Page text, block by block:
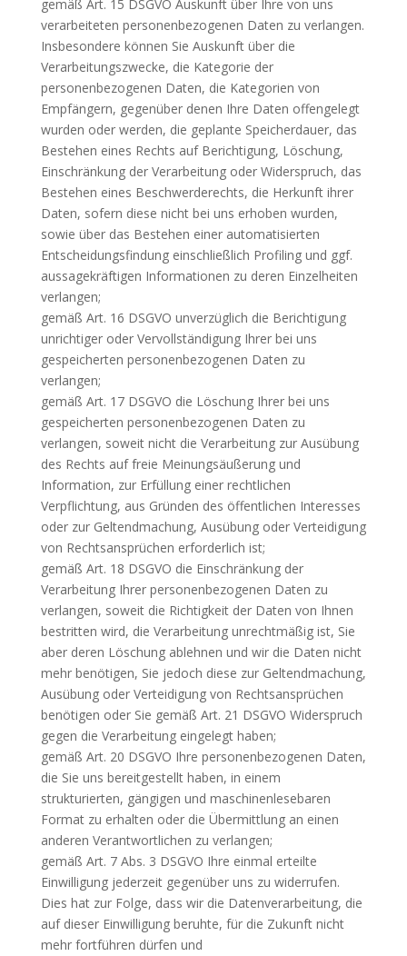
gemäß Art. 15 DSGVO Auskunft über Ihre von uns
verarbeiteten personen­bezogenen Daten zu verlangen.
Insbesondere können Sie Auskunft über die
Verarbeitungszwecke, die Kategorie der
personenbezogenen Daten, die Kategorien von
Empfängern, gegenüber denen Ihre Daten offengelegt
wurden oder werden, die geplante Speicherdauer, das
Bestehen eines Rechts auf Berichtigung, Löschung,
Einschränkung der Verarbeitung oder Widerspruch, das
Bestehen eines Beschwerderechts, die Herkunft ihrer
Daten, sofern diese nicht bei uns erhoben wurden,
sowie über das Bestehen einer automatisierten
Entscheidungsfindung einschließlich Profiling und ggf.
aussagekräftigen Informationen zu deren Einzelheiten
verlangen;
gemäß Art. 16 DSGVO unverzüglich die Berichtigung
unrichtiger oder Vervoll­ständigung Ihrer bei uns
gespeicherten personenbezogenen Daten zu
verlangen;
gemäß Art. 17 DSGVO die Löschung Ihrer bei uns
gespeicherten personen­bezogenen Daten zu
verlangen, soweit nicht die Verarbeitung zur Ausübung
des Rechts auf freie Meinungsäußerung und
Information, zur Erfüllung einer rechtlichen
Verpflichtung, aus Gründen des öffentlichen Interesses
oder zur Geltendmachung, Ausübung oder Verteidigung
von Rechtsansprüchen erforderlich ist;
gemäß Art. 18 DSGVO die Einschränkung der
Verarbeitung Ihrer personen­bezogenen Daten zu
verlangen, soweit die Richtigkeit der Daten von Ihnen
bestritten wird, die Verarbeitung unrechtmäßig ist, Sie
aber deren Löschung ablehnen und wir die Daten nicht
mehr benötigen, Sie jedoch diese zur Geltend­machung,
Ausübung oder Verteidigung von Rechtsansprüchen
benötigen oder Sie gemäß Art. 21 DSGVO Widerspruch
gegen die Verarbeitung eingelegt haben;
gemäß Art. 20 DSGVO Ihre personenbezogenen Daten,
die Sie uns bereitgestellt haben, in einem
strukturierten, gängigen und maschinenlesebaren
Format zu erhalten oder die Übermittlung an einen
anderen Verantwortlichen zu verlangen;
gemäß Art. 7 Abs. 3 DSGVO Ihre einmal erteilte
Einwilligung jederzeit gegen­über uns zu widerrufen.
Dies hat zur Folge, dass wir die Datenverarbeitung, die
auf dieser Einwilligung beruhte, für die Zukunft nicht
mehr fortführen dürfen und